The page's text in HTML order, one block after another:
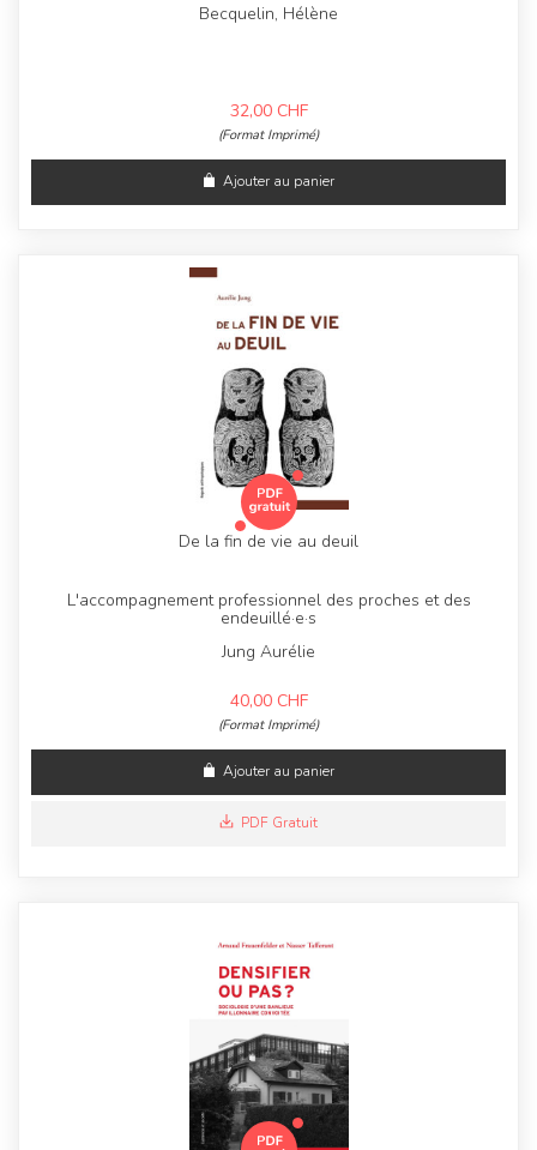
Becquelin, Hélène
32,00 CHF
(Format Imprimé)
Ajouter au panier
De la fin de vie au deuil
L'accompagnement professionnel des proches et des
endeuillé·e·s
Jung Aurélie
40,00 CHF
(Format Imprimé)
Ajouter au panier
PDF Gratuit